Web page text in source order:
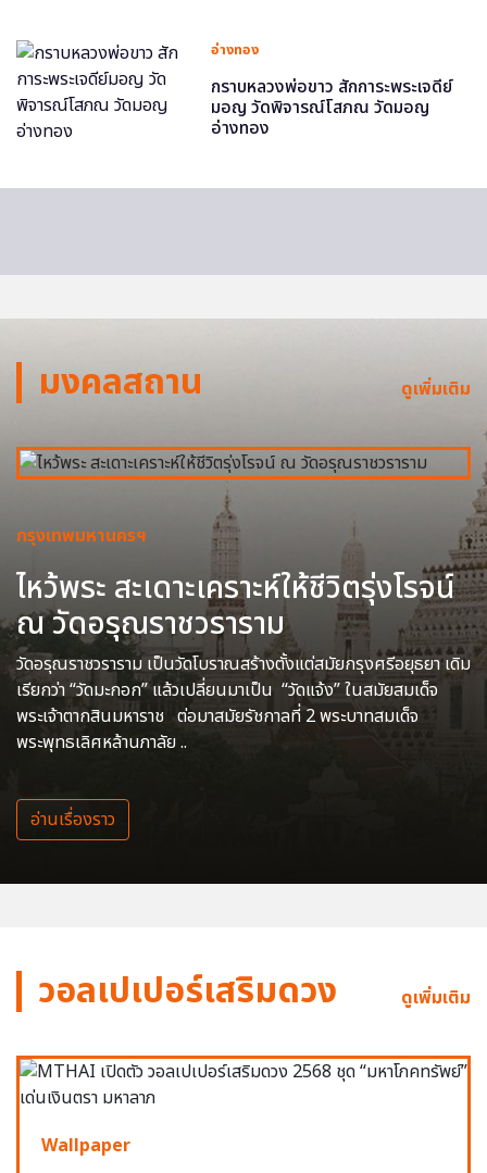
อ่างทอง
กราบหลวงพ่อขาว สักการะพระเจดีย์
มอญ วัดพิจารณ์โสภณ วัดมอญ
อ่างทอง
มงคลสถาน ดูเพิ่มเติม
กรุงเทพมหานครฯ
ไหว้พระ สะเดาะเคราะห์ให้ชีวิตรุ่งโรจน์
ณ วัดอรุณราชวราราม
วัดอรุณราชวราราม เป็นวัดโบราณสร้างตั้งแต่สมัยกรุงศรีอยุธยา เดิม
เรียกว่า “วัดมะกอก” แล้วเปลี่ยนมาเป็น “วัดแจ้ง” ในสมัยสมเด็จ
พระเจ้าตากสินมหาราช ต่อมาสมัยรัชกาลที่ 2 พระบาทสมเด็จ
พระพุทธเลิศหล้านภาลัย ..
อ่านเรื่องราว
วอลเปเปอร์เสริมดวง ดูเพิ่มเติม
Wallpaper